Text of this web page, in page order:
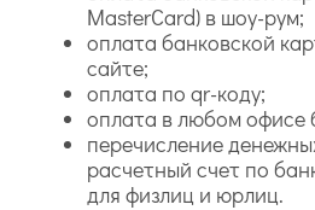
MasterCard) в шоу-рум;
оплата банковской
сайте;
оплата по qr-коду;
оплата в любом офисе
перечисление
расчетный счет по
для физлиц и юрлиц.